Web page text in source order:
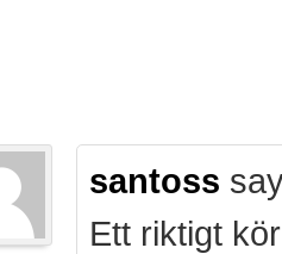
santoss
Ett riktigt